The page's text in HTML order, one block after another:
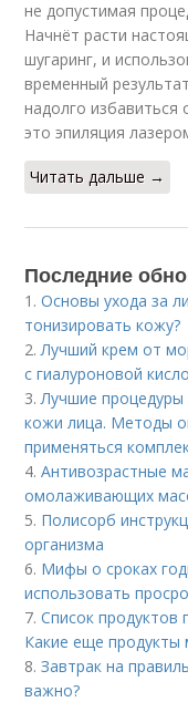
не допустимая
Начнёт расти
шугаринг, и
временный
надолго
это эпиляция
Читать дальше →
Последние
1.Основы ухода за
тонизировать кожу?
2.Лучший крем от
с гиалуроновой
3.Лучшие
кожи лица. Методы
применяться
4.Антивозрастные
омолаживающих
5. Полисорб
организма
6. Мифы о сроках
использовать
7.Список продуктов
Какие еще продукты
8.Завтрак на
важно?